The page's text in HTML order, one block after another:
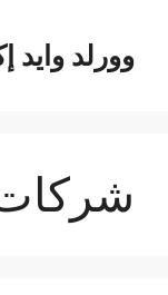
المحتوىوورلد